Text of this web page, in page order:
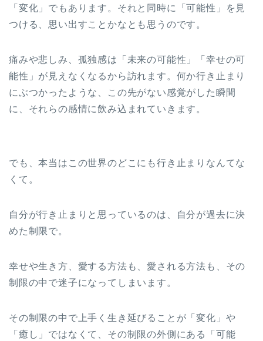
「変化」でもあります。それと同時に「可能性」を見
つける、思い出すことかなとも思うのです。
痛みや悲しみ、孤独感は「未来の可能性」「幸せの可
能性」が見えなくなるから訪れます。何か行き止まり
にぶつかったような、この先がない感覚がした瞬間
に、それらの感情に飲み込まれていきます。
でも、本当はこの世界のどこにも行き止まりなんてな
くて。
自分が行き止まりと思っているのは、自分が過去に決
めた制限で。
幸せや生き方、愛する方法も、愛される方法も、その
制限の中で迷子になってしまいます。
その制限の中で上手く生き延びることが「変化」や
「癒し」ではなくて、その制限の外側にある「可能